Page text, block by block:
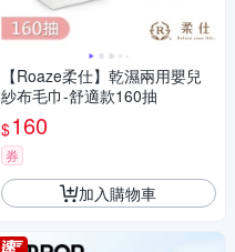
【Roaze柔仕】乾濕兩用嬰兒
紗布毛巾-舒適款160抽
$160
券
加入購物車